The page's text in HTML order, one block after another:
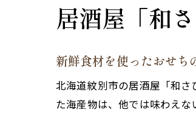
居酒屋「和
新鮮食材を使ったおせち
北海道紋別市の居酒屋「和
た海産物は、他では味わえ